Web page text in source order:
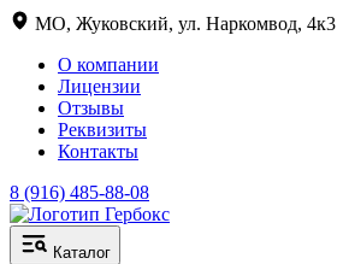
МО, Жуковский, ул. Наркомвод, 4к3
О компании
Лицензии
Отзывы
Реквизиты
Контакты
8 (916) 485-88-08
Каталог